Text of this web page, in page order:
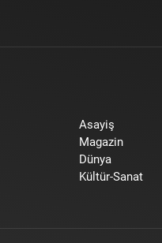
Asayiş
Magazin
Dünya
Kültür-Sanat